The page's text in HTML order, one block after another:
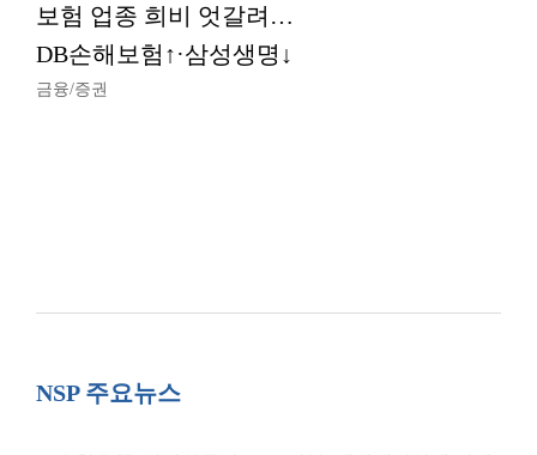
보험 업종 희비 엇갈려…
DB손해보험↑·삼성생명↓
금융/증권
NSP 주요뉴스